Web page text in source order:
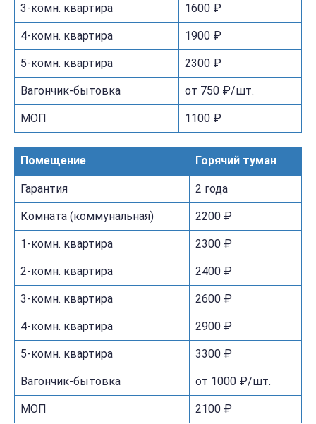
3-комн. квартира 1600 ₽
4-комн. квартира 1900 ₽
5-комн. квартира 2300 ₽
Вагончик-бытовка от 750 ₽/шт.
МОП 1100 ₽
Помещение Горячий туман
Гарантия 2 года
Комната (коммунальная) 2200 ₽
1-комн. квартира 2300 ₽
2-комн. квартира 2400 ₽
3-комн. квартира 2600 ₽
4-комн. квартира 2900 ₽
5-комн. квартира 3300 ₽
Вагончик-бытовка от 1000 ₽/шт.
МОП 2100 ₽